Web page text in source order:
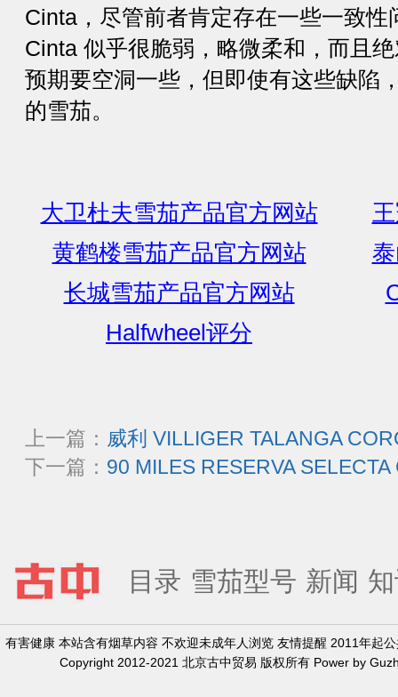
Cinta，尽管前者肯定存在一些一致
Cinta 似乎很脆弱，略微柔和，而且
预期要空洞一些，但即使有这些缺陷
的雪茄。
大卫杜夫雪茄产品官方网站
黄鹤楼雪茄产品官方网站
长城雪茄产品官方网站
Halfwheel评分
上一篇： 威利 VILLIGER TALANGA
下一篇： 90 MILES RESERVA
目录 雪茄型号 新闻
有害健康 本站含有烟草内容 不欢迎未成年人浏览 友情提醒 2011年起
Copyright 2012-2021 北京古中贸易 版权所有 Power by